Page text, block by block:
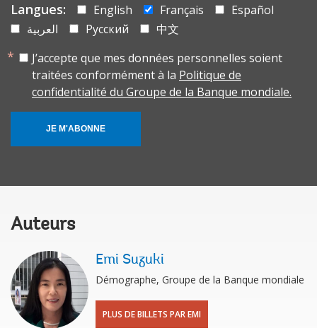
Langues: English Français
Español
العربية
Русский
中文
J’accepte que mes données personnelles soient
traitées conformément à la Politique de
confidentialité du Groupe de la Banque mondiale.
JE M'ABONNE
Auteurs
Emi Suzuki
Démographe, Groupe de la Banque mondiale
PLUS DE BILLETS PAR EMI